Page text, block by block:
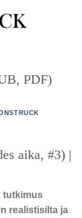
PDF)
aika, #3) |
tutkimus
realistisilta ja